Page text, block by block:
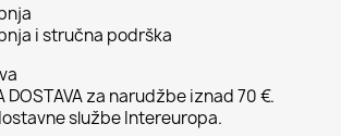
i stručna podrška
DOSTAVA za narudžbe iznad 70 €.
službe Intereuropa.